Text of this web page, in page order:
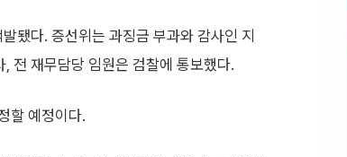
됐다. 증선위는 과징금 부과와 감사인 지
전 재무담당 임원은 검찰에 통보했다.
할 예정이다.